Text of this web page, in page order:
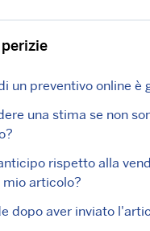
un preventivo online è
una stima se non
rispetto alla
articolo?
dopo aver inviato